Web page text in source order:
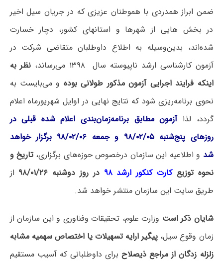
ضمن ابراز همدردی با هموطنان عزیزی که در جریان سیل اخیر
در بخش هایی از شهرها و استانهای کشور، دچار خسارت
شده‌اند، بدین‌وسیله به اطلاع داوطلبان متقاضی شرکت در
آزمون کارشناسی ارشد ناپیوسته سال ۱۳۹۸ می‌رساند،
نظر به
اینکه فرایند اجرایی آزمون مذکور طولانی بوده و می‌بایست به
نحوی برنامه‌ریزی شود که نتایج نهایی در اوایل شهریورماه اعلام
گردد، لذاآزمون مطابق برنامه‌زمان‌بندی اعلام شده قبلی در
روزهای پنج‌شنبه ۹۸/۰۲/۰۵ و جمعه ۹۸/۰۲/۰۶ برگزار خواهد
شد و اطلاعیه این سازمان درخصوص حوزه‌های برگزاری، تاریخ و
نحوه توزیعکارت کنکور ارشد ۹۸ در روز دوشنبه ۹۸/۰۱/۲۶
از
طریق سایت این سازمان منتشر خواهد شد.
شایان ذکر است وزارت علوم، تحقیقات وفناوری و این سازمان از
زمان وقوع سیل، پیگیر ارایه تسهیلات یا اختصاص سهمیه مشابه
زلزله زدگان از مراجع ذیصلاحبرای داوطلبانی که آسیب مستقیم